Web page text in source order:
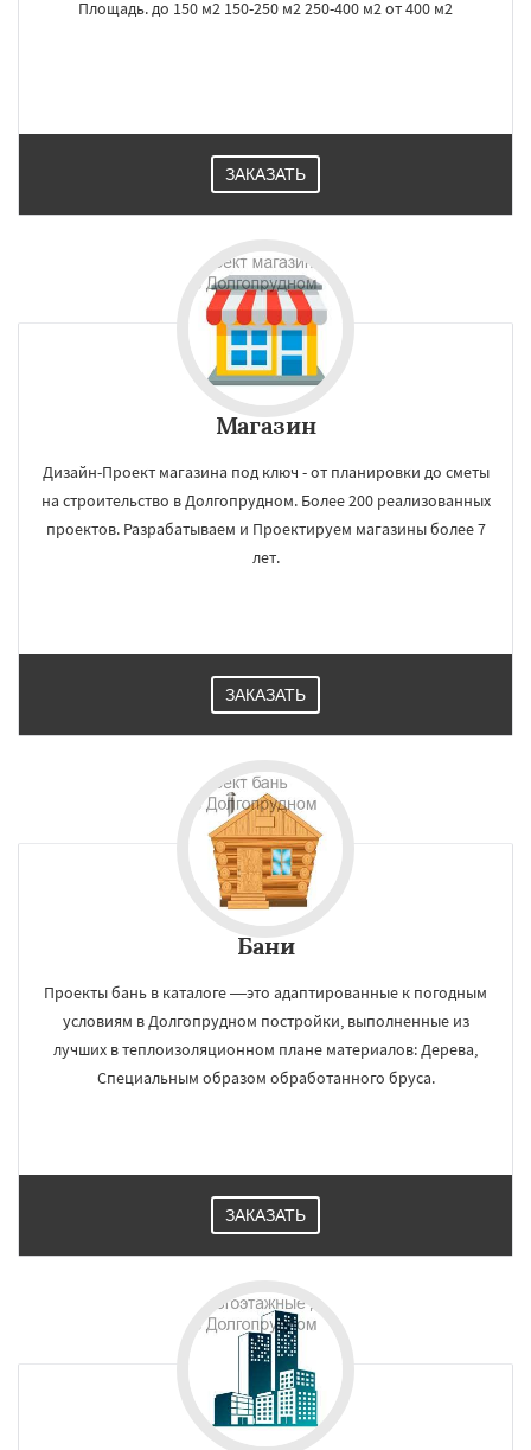
Площадь. до 150 м2 150-250 м2 250-400 м2 от 400 м2
ЗАКАЗАТЬ
Магазин
Дизайн-Проект магазина под ключ - от планировки до сметы
на строительство в Долгопрудном. Более 200 реализованных
проектов. Разрабатываем и Проектируем магазины более 7
лет.
ЗАКАЗАТЬ
Бани
Проекты бань в каталоге —это адаптированные к погодным
условиям в Долгопрудном постройки, выполненные из
лучших в теплоизоляционном плане материалов: Дерева,
Специальным образом обработанного бруса.
ЗАКАЗАТЬ